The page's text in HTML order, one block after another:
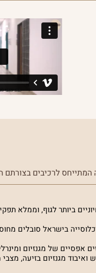
לרכיבים בצורתם
ביותר לגוף, וממלא
אפסיים של מגנזיום
מגנזיום בזיעה,